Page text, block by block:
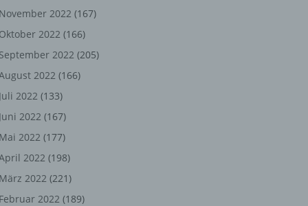
November 2022 (167)
Oktober 2022 (166)
September 2022 (205)
2022 (166)
Juli 2022 (133)
Juni 2022 (167)
Mai 2022 (177)
2022 (198)
März 2022 (221)
Februar 2022 (189)
oder